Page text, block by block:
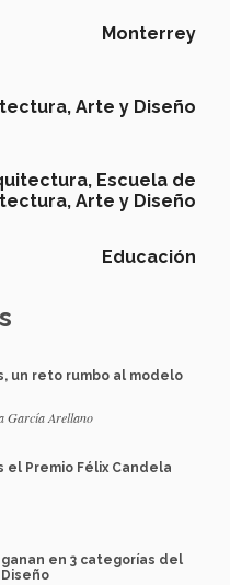
Monterrey
Arte y Diseño
Escuela de
Arte y Diseño
Educación
un reto rumbo al modelo
García Arellano
el Premio Félix Candela
en 3 categorías del